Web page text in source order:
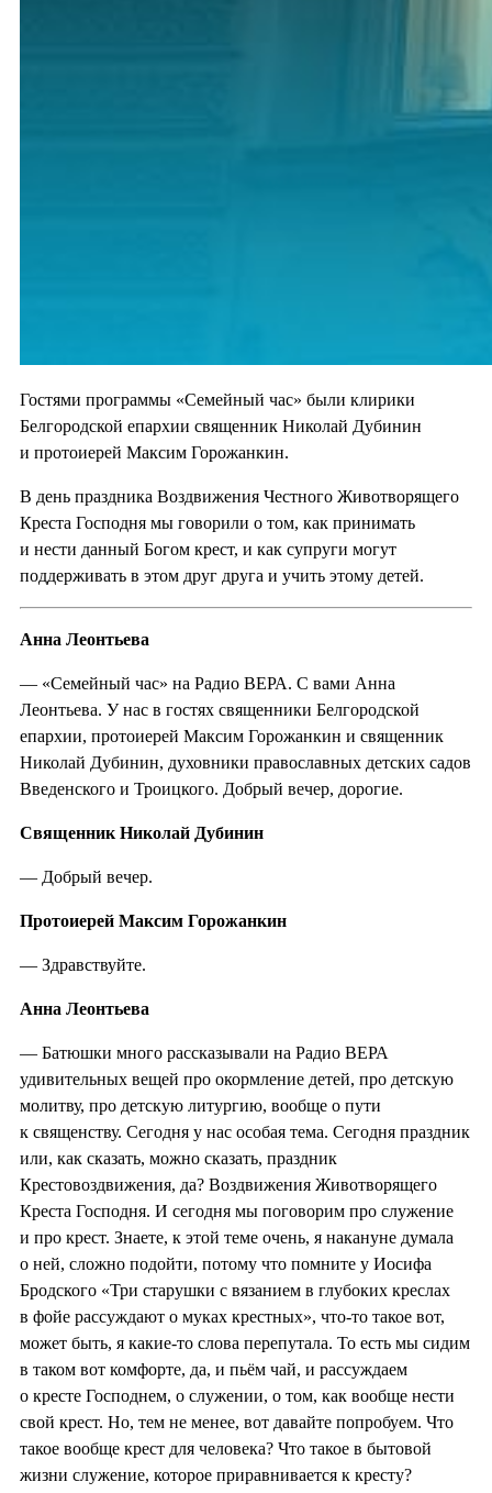
Гостями программы «Семейный час» были клирики
Белгородской епархии священник Николай Дубинин
и протоиерей Максим Горожанкин.
В день праздника Воздвижения Честного Животворящего
Креста Господня мы говорили о том, как принимать
и нести данный Богом крест, и как супруги могут
поддерживать в этом друг друга и учить этому детей.
Анна Леонтьева
— «Семейный час» на Радио ВЕРА. С вами Анна
Леонтьева. У нас в гостях священники Белгородской
епархии, протоиерей Максим Горожанкин и священник
Николай Дубинин, духовники православных детских садов
Введенского и Троицкого. Добрый вечер, дорогие.
Священник Николай Дубинин
— Добрый вечер.
Протоиерей Максим Горожанкин
— Здравствуйте.
Анна Леонтьева
— Батюшки много рассказывали на Радио ВЕРА
удивительных вещей про окормление детей, про детскую
молитву, про детскую литургию, вообще о пути
к священству. Сегодня у нас особая тема. Сегодня праздник
или, как сказать, можно сказать, праздник
Крестовоздвижения, да? Воздвижения Животворящего
Креста Господня. И сегодня мы поговорим про служение
и про крест. Знаете, к этой теме очень, я накануне думала
о ней, сложно подойти, потому что помните у Иосифа
Бродского «Три старушки с вязанием в глубоких креслах
в фойе рассуждают о муках крестных», что-то такое вот,
может быть, я какие-то слова перепутала. То есть мы сидим
в таком вот комфорте, да, и пьём чай, и рассуждаем
о кресте Господнем, о служении, о том, как вообще нести
свой крест. Но, тем не менее, вот давайте попробуем. Что
такое вообще крест для человека? Что такое в бытовой
жизни служение, которое приравнивается к кресту?